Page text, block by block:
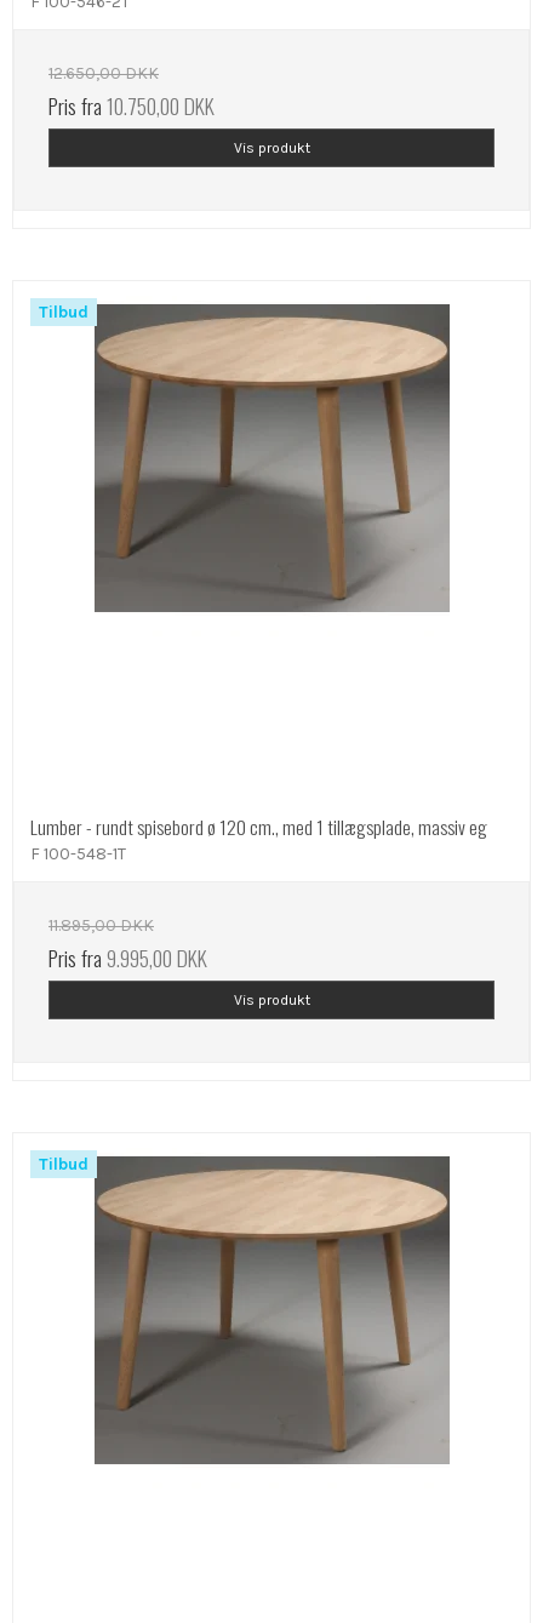
12.650,00 DKK
Pris fra10.750,00 DKK
Vis produkt
Tilbud
Lumber - rundt spisebord ø 120 cm., med 1 tillægsplade, massiv eg
F 100-548-1T
11.895,00 DKK
Pris fra9.995,00 DKK
Vis produkt
Tilbud